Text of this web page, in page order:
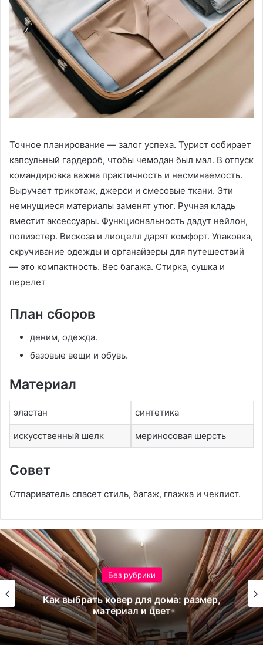
Точное планирование — залог успеха. Турист собирает
капсульный гардероб, чтобы чемодан был мал. В отпуск
командировка важна практичность и несминаемость.
Выручает трикотаж, джерси и смесовые ткани. Эти
немнущиеся материалы заменят утюг. Ручная кладь
вместит аксессуары. Функциональность дадут нейлон,
полиэстер. Вискоза и лиоцелл дарят комфорт. Упаковка,
скручивание одежды и органайзеры для путешествий
— это компактность. Вес багажа. Стирка, сушка и
перелет
План сборов
деним, одежда.
базовые вещи и обувь.
Материал
эластан синтетика
искусственный шелк мериносовая шерсть
Совет
Отпариватель спасет стиль, багаж, глажка и чеклист.
Без рубрики
Правила выбора и стандарты
безопасности детских защитных шлемов